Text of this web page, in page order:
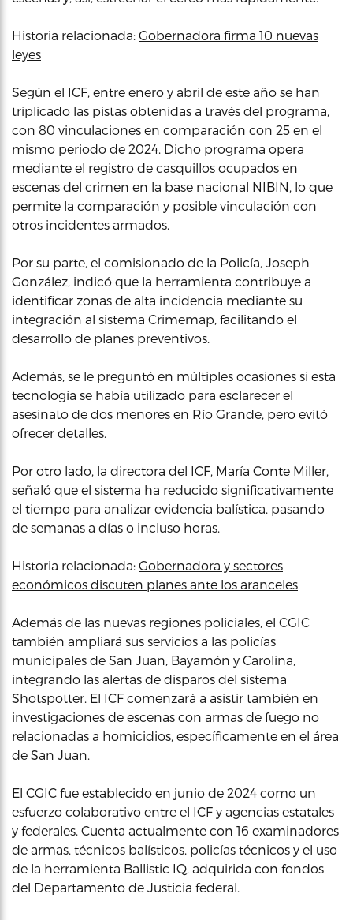
Historia relacionada: Gobernadora firma 10 nuevas
leyes
Según el ICF, entre enero y abril de este año se han
triplicado las pistas obtenidas a través del programa,
con 80 vinculaciones en comparación con 25 en el
mismo periodo de 2024. Dicho programa opera
mediante el registro de casquillos ocupados en
escenas del crimen en la base nacional NIBIN, lo que
permite la comparación y posible vinculación con
otros incidentes armados.
Por su parte, el comisionado de la Policía, Joseph
González, indicó que la herramienta contribuye a
identificar zonas de alta incidencia mediante su
integración al sistema Crimemap, facilitando el
desarrollo de planes preventivos.
Además, se le preguntó en múltiples ocasiones si esta
tecnología se había utilizado para esclarecer el
asesinato de dos menores en Río Grande, pero evitó
ofrecer detalles.
Por otro lado, la directora del ICF, María Conte Miller,
señaló que el sistema ha reducido significativamente
el tiempo para analizar evidencia balística, pasando
de semanas a días o incluso horas.
Historia relacionada: Gobernadora y sectores
económicos discuten planes ante los aranceles
Además de las nuevas regiones policiales, el CGIC
también ampliará sus servicios a las policías
municipales de San Juan, Bayamón y Carolina,
integrando las alertas de disparos del sistema
Shotspotter. El ICF comenzará a asistir también en
investigaciones de escenas con armas de fuego no
relacionadas a homicidios, específicamente en el área
de San Juan.
El CGIC fue establecido en junio de 2024 como un
esfuerzo colaborativo entre el ICF y agencias estatales
y federales. Cuenta actualmente con 16 examinadores
de armas, técnicos balísticos, policías técnicos y el uso
de la herramienta Ballistic IQ, adquirida con fondos
del Departamento de Justicia federal.